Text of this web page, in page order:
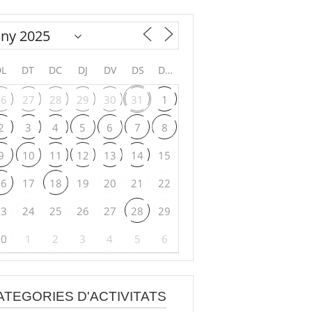
DT DC DJ DV DS DG
27 28 29 30 31
1
3 4 5 6 7
8
10 11 12 13 14
15
17 18 19 20 21
22
24 25 26 27 28
29
1 2 3 4 5 6
D'ACTIVITATS